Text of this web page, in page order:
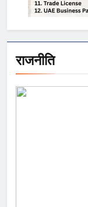
राजनीति